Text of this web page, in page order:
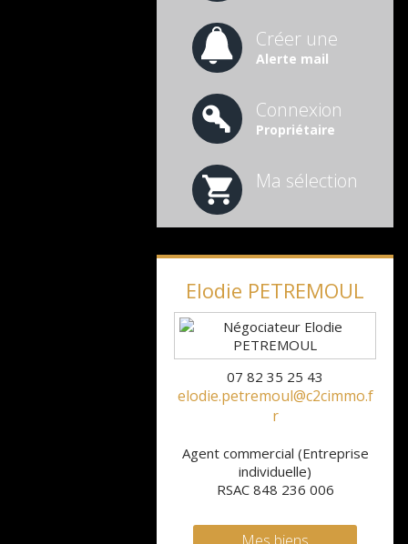
Créer une
Alerte mail
Connexion
Propriétaire
Ma sélection
Elodie PETREMOUL
07 82 35 25 43
elodie.petremoul@c2cimmo.f
r
Agent commercial (Entreprise
individuelle)
RSAC 848 236 006